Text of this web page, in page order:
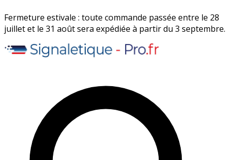
Fermeture estivale : toute commande passée entre le 28
juillet et le 31 août sera expédiée à partir du 3 septembre.